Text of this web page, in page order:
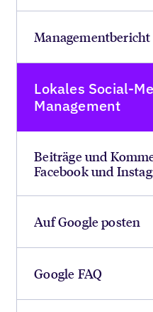
Lokales Social-
Management
Beiträge und
Facebook und
Auf Google posten
Google FAQ